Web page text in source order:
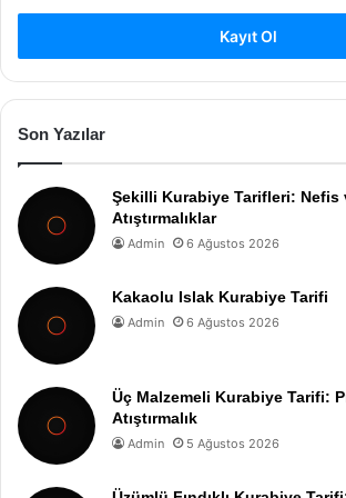
Kayıt Ol
Son Yazılar
Şekilli Kurabiye Tarifleri: Nefis
Atıştırmalıklar
Admin 6 Ağustos 2026
Kakaolu Islak Kurabiye Tarifi
Admin 6 Ağustos 2026
Üç Malzemeli Kurabiye Tarifi:
Atıştırmalık
Admin 5 Ağustos 2026